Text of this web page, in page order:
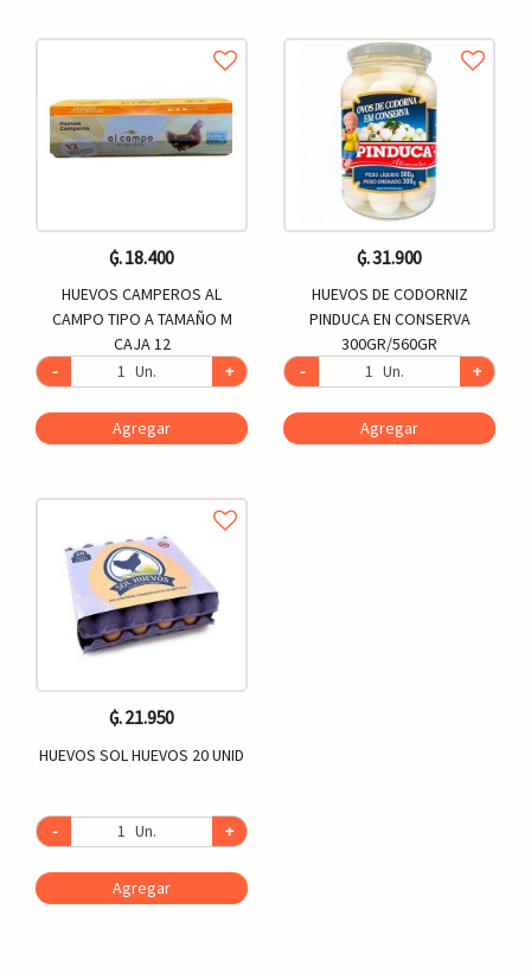
₲. 18.400
HUEVOS CAMPEROS AL
CAMPO TIPO A TAMAÑO M
CAJA 12
-
Un. +
Agregar
₲. 31.900
HUEVOS DE CODORNIZ
PINDUCA EN CONSERVA
300GR/560GR
-
Un. +
Agregar
₲. 21.950
HUEVOS SOL HUEVOS 20 UNID
- Un. +
Agregar